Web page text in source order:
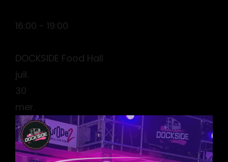
16:00 - 19:00
DOCKSIDE Food Hall
juil.
30
mer.